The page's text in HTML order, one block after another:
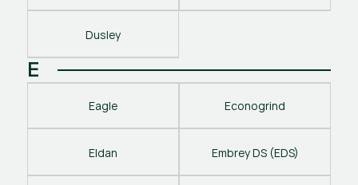
Dusley
E
Eagle Econogrind
Eldan Embrey DS (EDS)